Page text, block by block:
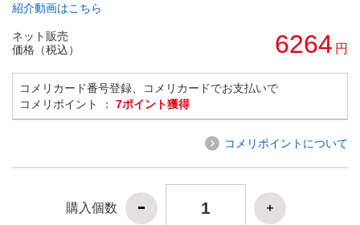
紹介動画はこちら
ネット販売
価格（税込）
6264 円
コメリカード番号登録、コメリカードでお支払いで
コメリポイント ： 7ポイント獲得
コメリポイントについて
購入個数